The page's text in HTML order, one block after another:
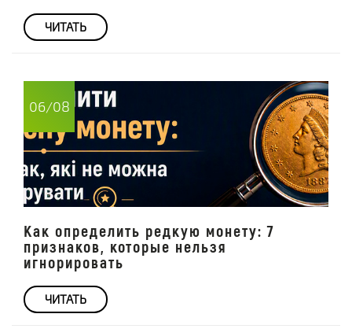
ЧИТАТЬ
06/08
Как определить редкую монету: 7
признаков, которые нельзя
игнорировать
ЧИТАТЬ